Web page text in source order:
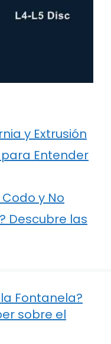
y Extrusión
Entender
y No
Descubre las
Fontanela?
sobre el